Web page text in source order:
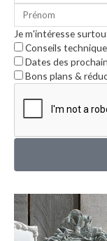
Je m'intéresse
Conseils
Dates des
Bons plans &